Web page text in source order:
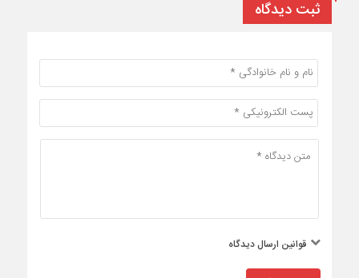
ثبت دیدگاه
قوانین ارسال دیدگاه